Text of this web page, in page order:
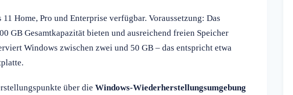
Home, Pro und Enterprise verfügbar. Voraussetzung: Das
GB Gesamtkapazität bieten und ausreichend freien Speicher
Windows zwischen zwei und 50 GB – das entspricht etwa
über die Windows-Wiederherstellungsumgebung